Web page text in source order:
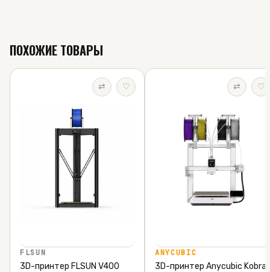
ПОХОЖИЕ ТОВАРЫ
⇄ ♡
FLSUN
3D-принтер FLSUN V400
⇄ ♡
ANYCUBIC
3D-принтер Anycubic Kobra